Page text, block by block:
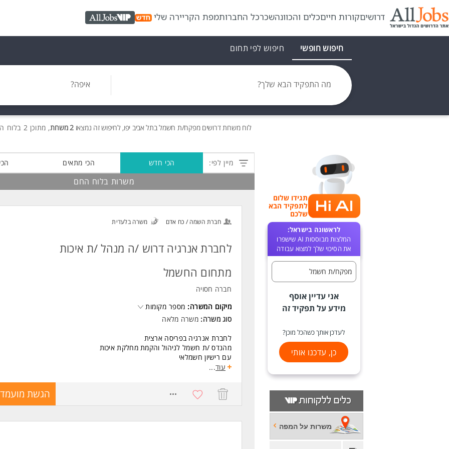
דרושיםקורות חייםכלים והכוונהשכרכל החברותמפת הקריירה שלי AllJobs VIP
חיפוש חופשי חיפוש לפי תחום
מה התפקיד הבא שלך? איפה?
לוח משרותדרושים מפקח/ת חשמל בתל אביב יפו, לחיפוש זה נמצאו 2 משרות , מתוכן 2 בלוח החם חינם!
תגידו שלום
לתפקיד הבא
שלכם
לראשונה בישראל:
המלצות מבוססות AI שישפרו
את הסיכוי שלך למצוא עבודה
מפקח/ת חשמל
אני עדיין אוסף
מידע על תפקיד זה
לעדכן אותך כשהכל מוכן?
כן, עדכנו אותי
משרות על המפה
מיין לפי: הכי חדש הכי מתאים
משרות בלוח החם
חברת השמה / כח אדם משרה בלעדית
לחברת אנרגיה דרוש /ה מנהל /ת איכות
מתחום החשמל
חברה חסויה
מיקום המשרה: מספר מקומות
סוג משרה: משרה מלאה
לחברת אנרגיה בפריסה ארצית
מהנדס /ת חשמל לניהול והקמת מחלקת איכות
עם רישיון חשמלאי
עבודת משרד ושטח בחינת כל האתרים בארץ
אחריות לבקרת איכות ברמה רוחבית: הכשרת צוותים, בניית חומרים לצוותים
מפקחי חשמל, ומנהלי הקמה.
בניית חומרי ההכשרה ושיפורם באופן מתמיד.
שמירה על מקצועיות הצוותים - הדרכת שוטפות על ידי הפעלת מדריכים
עוד...
הגשת